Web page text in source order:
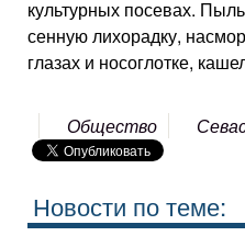
культурных посевах.
сенную лихорадку,
глазах и носоглотке,
Общество
Новости по теме: